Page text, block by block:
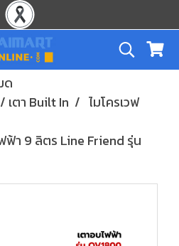
ด
เตา Built In
ไมโครเวฟ
ฟ้า 9 ลิตร Line Friend รุ่น